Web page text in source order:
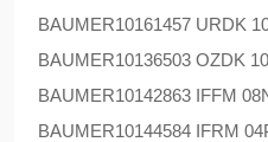
BAUMER10161457 URDK
BAUMER10136503 OZDK
BAUMER10142863 IFFM
BAUMER10144584 IFRM